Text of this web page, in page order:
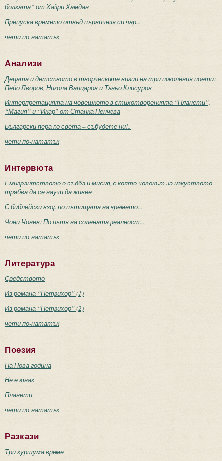
болката” от Хайри Хамдан
Препуска времето отвъд първичния си чар...
чети по-нататък
Анализи
Децата и детството в творческите визии на три поколения поети:
Пейо Яворов, Никола Вапцаров и Таньо Клисуров
Интерпретацията на човешкото в стихотворенията “Планети”,
“Магия” и “Икар” от Станка Пенчева
Български пера по света – събудете ни!..
чети по-нататък
Интервюта
Емигрантството е съдба и мисия, с която човекът на изкуството
трябва да се научи да живее
С библейски взор по пътищата на времето...
Чони Чонев: По пътя на солената реалност...
чети по-нататък
Литература
Средството
Из романа “Петрихор” (1)
Из романа “Петрихор” (2)
чети по-нататък
Поезия
На Нова година
Не е юнак
Планети
чети по-нататък
Разкази
Три куршума време